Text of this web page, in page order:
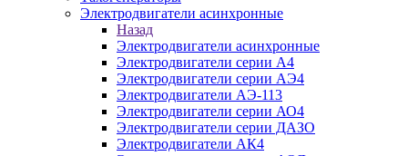
Электродвигатели асинхронные
Назад
Электродвигатели асинхронные
Электродвигатели серии А4
Электродвигатели серии АЭ4
Электродвигатели АЭ-113
Электродвигатели серии АО4
Электродвигатели серии ДАЗО
Электродвигатели АК4